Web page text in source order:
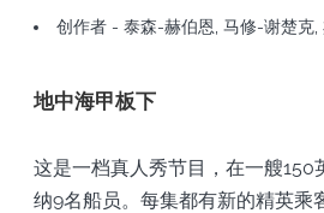
创作者 - 泰森-赫伯恩, 马修-谢楚克,
地中海甲板下
这是一档真人秀节目，在一艘150
纳9名船员。每集都有新的精英乘